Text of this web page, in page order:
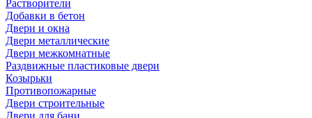
Растворители
Добавки в бетон
Двери и окна
Двери металлические
Двери межкомнатные
Раздвижные пластиковые двери
Козырьки
Противопожарные
Двери строительные
Двери для бани